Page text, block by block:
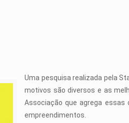
Uma pesquisa realizada pela
motivos são diversos e as
Associação que agrega
empreendimentos.